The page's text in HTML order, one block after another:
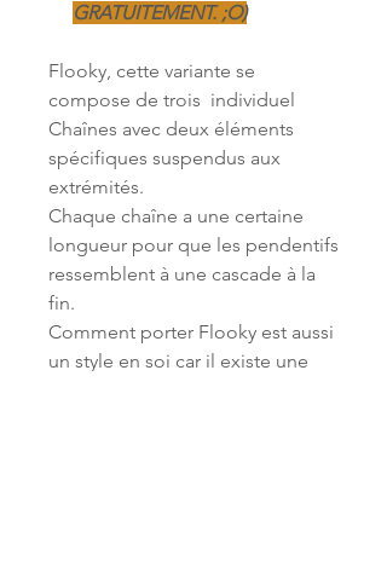
GRATUITEMENT. ;O)
Flooky, cette variante se
compose de trois individuel
Chaînes avec deux éléments
spécifiques suspendus aux
extrémités.
Chaque chaîne a une certaine
longueur pour que les pendentifs
ressemblent à une cascade à la
fin.
Comment porter Flooky est aussi
un style en soi car il existe une